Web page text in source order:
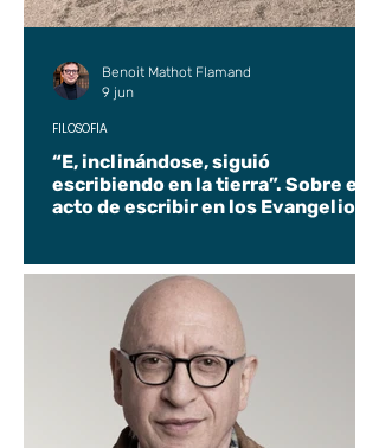
“E, inclinándose, siguió
escribiendo en la tierra”. Sobre el
acto de escribir en los Evangelios.
FILOSOFÍA
Benoit Mathot Flamand
9 jun